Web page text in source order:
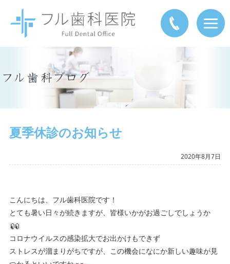
夏季休診のお知らせ
2020年8月7日
こんにちは、フル歯科医院です！
とても暑い日々が続きますが、皆様いかがお過ごしでしょうか
コロナウイルスの感染拡大でお出かけもできず
ストレスが溜まりがちですが、この機会になにか新しい趣味が見